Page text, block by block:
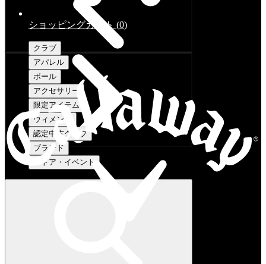
ショッピングカート (0)
クラブ
アパレル
ボール
アクセサリー
限定アイテム
ウィメンズ
認定中古クラブ
ブランド
ストア・イベント